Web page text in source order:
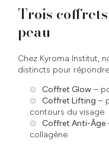
Trois
peau
Chez Kyroma Institut,
distincts pour
Coffret Glow –
Coffret Lifting –
contours du visage
Coffret Anti-Âge
collagène